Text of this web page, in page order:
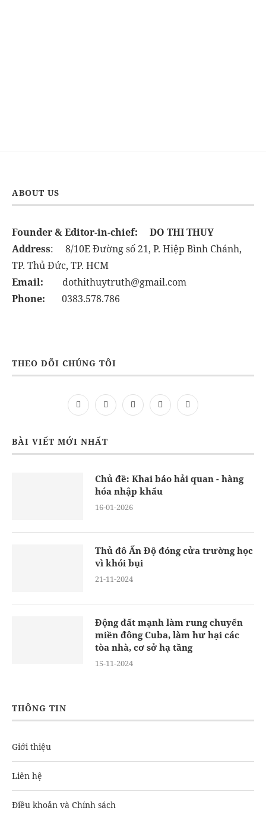
ABOUT US
Founder & Editor-in-chief:
DO THI THUY
Address: 8/10E Đường số 21, P. Hiệp Bình Chánh,
TP. Thủ Đức, TP. HCM
Email: dothithuytruth@gmail.com
Phone: 0383.578.786
THEO DÕI CHÚNG TÔI
BÀI VIẾT MỚI NHẤT
Chủ đề: Khai báo hải quan - hàng
hóa nhập khẩu
16-01-2026
Thủ đô Ấn Độ đóng cửa trường học
vì khói bụi
21-11-2024
Động đất mạnh làm rung chuyển
miền đông Cuba, làm hư hại các
tòa nhà, cơ sở hạ tầng
15-11-2024
THÔNG TIN
Giới thiệu
Liên hệ
Điều khoản và Chính sách